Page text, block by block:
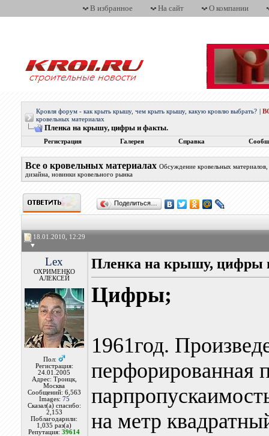
В избранное На сайт О компании
Кровля форум - как крыть крышу, чем крыть крышу, какую кровлю выбрать?
кровельных материалах
Пленка на крышу, цифры и факты.
Регистрация Галерея Справка
Все о кровельных материалах Обсуждение кровельных
дизайна, новинки кровельного рынка
Поделиться…
18.01.2010, 12:29
▼
Lex
ОХРИМЕНКО
АЛЕКСЕЙ
Пол:
Регистрация:
24.01.2005
Адрес: Троицк,
Москва
Сообщений: 6,563
Images: 75
Сказал(а) спасибо:
2,153
Поблагодарили:
1,035 раз(а)
Репутация:39614
Пленка на крышу, цифры
Цифры;
1961год.
перфорированная
на метр